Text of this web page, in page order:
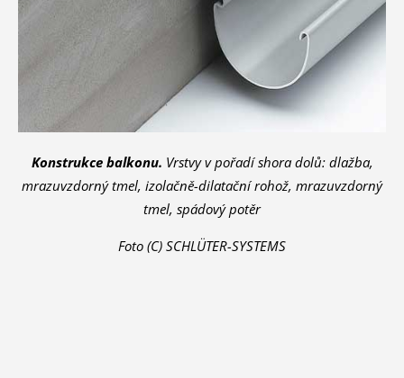
Konstrukce balkonu. Vrstvy v pořadí shora dolů: dlažba,
mrazuvzdorný tmel, izolačně-dilatační rohož, mrazuvzdorný
tmel, spádový potěr
Foto (C) SCHLÜTER-SYSTEMS